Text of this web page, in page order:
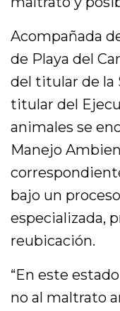
Acompañada
de Playa del
del titular de la
titular del
animales se
Manejo
bajo un
especializada,
reubicación.
“En este
no al maltrato